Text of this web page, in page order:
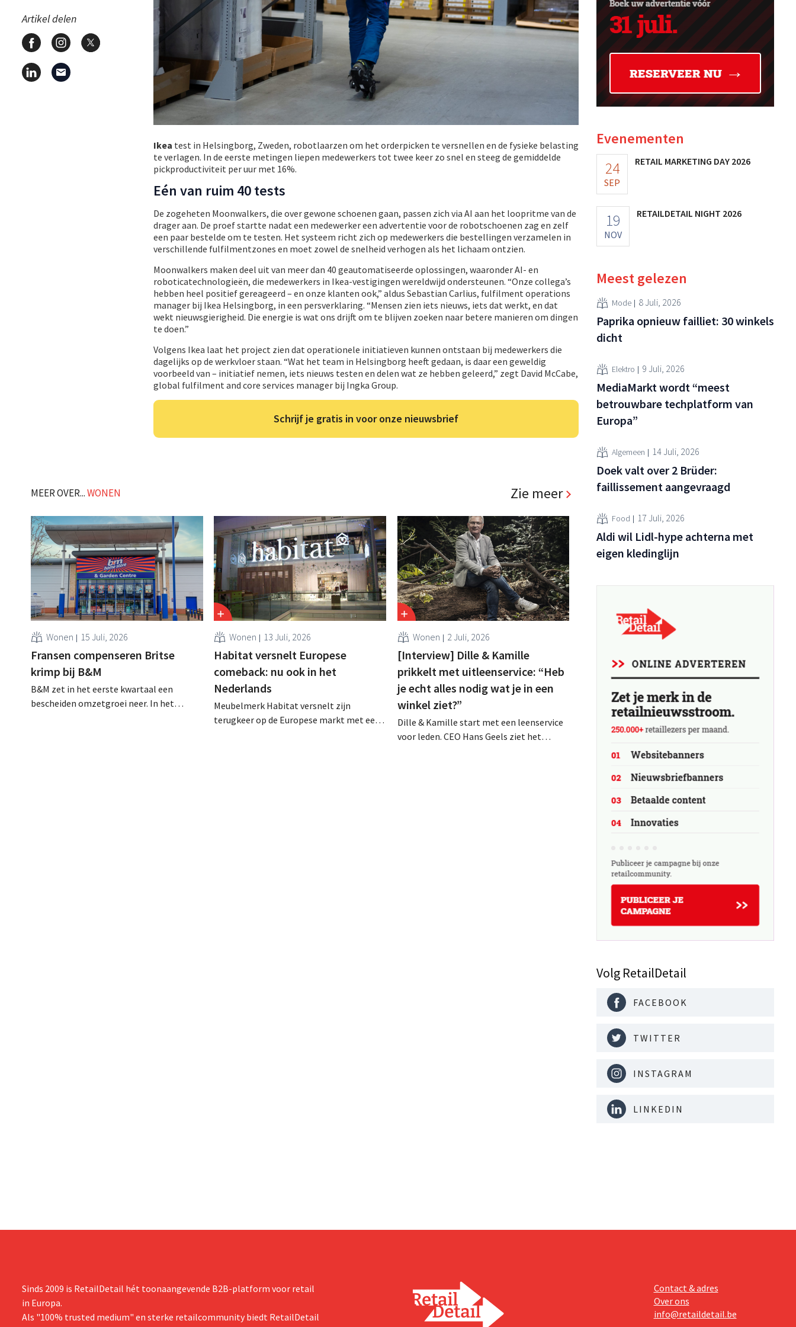
Artikel delen
Ikea test in Helsingborg, Zweden, robotlaarzen om het orderpicken te versnellen en de fysieke belasting
te verlagen. In de eerste metingen liepen medewerkers tot twee keer zo snel en steeg de gemiddelde
pickproductiviteit per uur met 16%.
Eén van ruim 40 tests
De zogeheten Moonwalkers, die over gewone schoenen gaan, passen zich via AI aan het loopritme van de
drager aan. De proef startte nadat een medewerker een advertentie voor de robotschoenen zag en zelf
een paar bestelde om te testen. Het systeem richt zich op medewerkers die bestellingen verzamelen in
verschillende fulfilmentzones en moet zowel de snelheid verhogen als het lichaam ontzien.
Moonwalkers maken deel uit van meer dan 40 geautomatiseerde oplossingen, waaronder AI- en
roboticatechnologieën, die medewerkers in Ikea-vestigingen wereldwijd ondersteunen. “Onze collega’s
hebben heel positief gereageerd – en onze klanten ook,” aldus Sebastian Carlius, fulfilment operations
manager bij Ikea Helsingborg, in een persverklaring. “Mensen zien iets nieuws, iets dat werkt, en dat
wekt nieuwsgierigheid. Die energie is wat ons drijft om te blijven zoeken naar betere manieren om dingen
te doen.”
Volgens Ikea laat het project zien dat operationele initiatieven kunnen ontstaan bij medewerkers die
dagelijks op de werkvloer staan. “Wat het team in Helsingborg heeft gedaan, is daar een geweldig
voorbeeld van – initiatief nemen, iets nieuws testen en delen wat ze hebben geleerd,” zegt David McCabe,
global fulfilment and core services manager bij Ingka Group.
Schrijf je gratis in voor onze nieuwsbrief
MEER OVER...WONEN Zie meer
Wonen 15 Juli, 2026
Fransen compenseren Britse
krimp bij B&M
B&M zet in het eerste kwartaal een
bescheiden omzetgroei neer. In het
Wonen 13 Juli, 2026
Habitat versnelt Europese
comeback: nu ook in het
Nederlands
Meubelmerk Habitat versnelt zijn
terugkeer op de Europese markt met een
Wonen 2 Juli, 2026
[Interview] Dille & Kamille
prikkelt met uitleenservice: “Heb
je echt alles nodig wat je in een
winkel ziet?”
Dille & Kamille start met een leenservice
voor leden. CEO Hans Geels ziet het
Evenementen
24
SEP
RETAIL MARKETING DAY 2026
19
NOV
RETAILDETAIL NIGHT 2026
Meest gelezen
Mode 8 Juli, 2026
Paprika opnieuw failliet: 30 winkels
dicht
Elektro 9 Juli, 2026
MediaMarkt wordt “meest
betrouwbare techplatform van
Europa”
Algemeen 14 Juli, 2026
Doek valt over 2 Brüder:
faillissement aangevraagd
Food 17 Juli, 2026
Aldi wil Lidl-hype achterna met
eigen kledinglijn
Volg RetailDetail
FACEBOOK
TWITTER
INSTAGRAM
LINKEDIN
Sinds 2009 is RetailDetail hét toonaangevende B2B-platform voor retail
in Europa.
Als "100% trusted medium" en sterke retailcommunity biedt RetailDetail
Contact & adres
Over ons
info@retaildetail.be